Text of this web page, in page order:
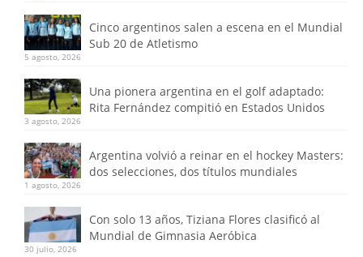
Cinco argentinos salen a escena en el Mundial
Sub 20 de Atletismo
5 agosto, 2026
Una pionera argentina en el golf adaptado:
Rita Fernández compitió en Estados Unidos
3 agosto, 2026
Argentina volvió a reinar en el hockey Masters:
dos selecciones, dos títulos mundiales
1 agosto, 2026
Con solo 13 años, Tiziana Flores clasificó al
Mundial de Gimnasia Aeróbica
30 julio, 2026